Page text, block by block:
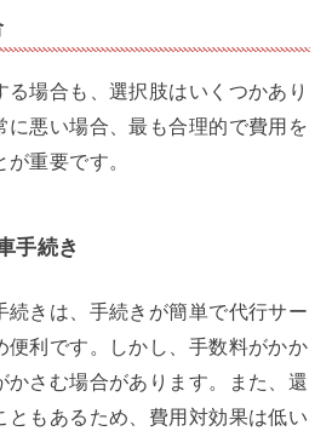
場合も、選択肢はいくつかあり
に悪い場合、最も合理的で費用を
重要です。
手続き
続きは、手続きが簡単で代行サー
便利です。しかし、手数料がかか
かさむ場合があります。また、還
もあるため、費用対効果は低い